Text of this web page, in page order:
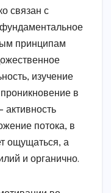
связан с
принципам
изучение
в
активность
потока, в
ощущаться, а
и органично.